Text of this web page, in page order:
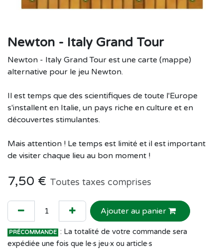
Newton - Italy Grand Tour
Newton - Italy Grand Tour est une carte (mappe)
alternative pour le jeu Newton.
Il est temps que des scientifiques de toute l'Europe
s'installent en Italie, un pays riche en culture et en
découvertes stimulantes.
Mais attention ! Le temps est limité et il est important
de visiter chaque lieu au bon moment !
7,50 € Toutes taxes comprises
Ajouter au panier
PRÉCOMMANDE : La totalité de votre commande sera
expédiée une fois que le·s jeu·x ou article·s